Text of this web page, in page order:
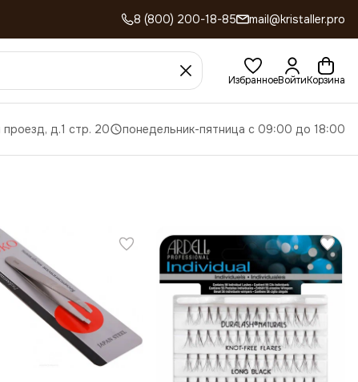
8 (800) 200-18-85 mail@kristaller.pro
ИзбранноеВойтиКорзина
проезд, д.1 стр. 20 понедельник-пятница с 09:00 до 18:00